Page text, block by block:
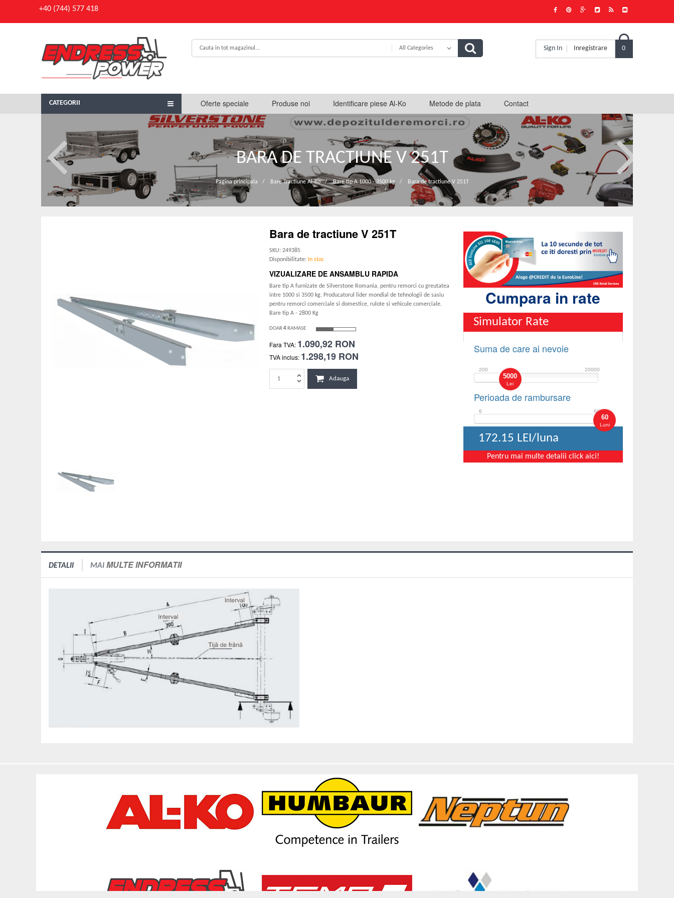
+40 (744) 577 418
All Categories

0
Sign In Inregistrare
Oferte speciale Produse noi Identificare piese Al-Ko Metode de plata Contact
CATEGORII
BARA DE TRACTIUNE V 251T
Pagina principala / Bare Tractiune Al-Ko / Bare tip A 1000 - 3500 kg / Bara de tractiune V 251T
Bara de tractiune V 251T
SKU: 249385
Disponibilitate: In stoc
VIZUALIZARE DE ANSAMBLU RAPIDA
Bare tip A furnizate de Silverstone Romania, pentru remorci cu greutatea
intre 1000 si 3500 kg. Producatorul lider mondial de tehnologii de sasiu
pentru remorci comerciale si domestice, rulote si vehicule comerciale.
Bare tip A - 2800 Kg
DOAR4 RAMASE
Fara TVA: 1.090,92 RON
TVA inclus: 1.298,19 RON
Adauga
Cumpara in rate
Simulator Rate
Suma de care ai nevoie
5000
Lei
200 20000
Perioada de rambursare
60
Luni
6 60
172.15 LEI/luna
Pentru mai multe detalii click aici!
DETALII MAI MULTE INFORMATII